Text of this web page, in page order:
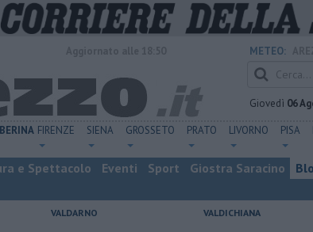
METEO:
Giovedì 06
FIRENZE SIENA GROSSETO PRATO LIVORNO PISA
e Spettacolo Eventi Sport Giostra Saracino
VALDARNO VALDICHIANA